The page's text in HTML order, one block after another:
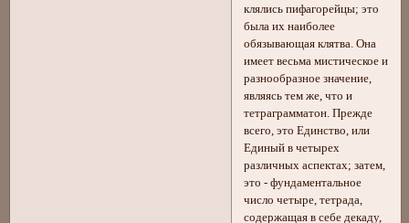
клялись пифагорейцы; это
была их наиболее
обязывающая клятва. Она
имеет весьма мистическое и
разнообразное значение,
являясь тем же, что и
тетраграмматон. Прежде
всего, это Единство, или
Единый в четырех
различных аспектах; затем,
это - фундаментальное
число четыре, тетрада,
содержащая в себе декаду,